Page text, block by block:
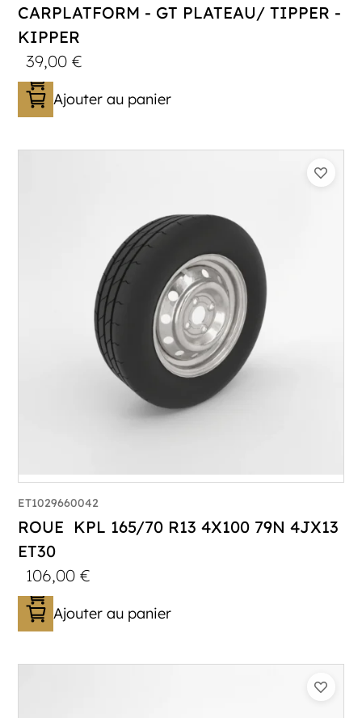
CARPLATFORM - GT PLATEAU/ TIPPER -
KIPPER
39,00€
Ajouter au panier
ET1029660042
ROUE KPL 165/70 R13 4X100 79N 4JX13
ET30
106,00€
Ajouter au panier